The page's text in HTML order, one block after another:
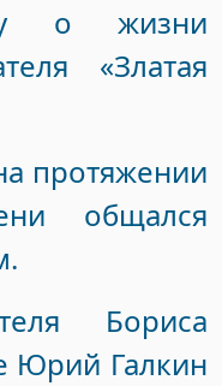
о жизни
«Златая
протяжении
общался
Бориса
Юрий Галкин